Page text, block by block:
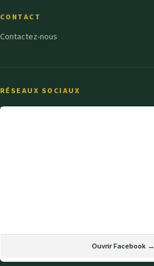
CONTACT
Contactez-nous
RÉSEAUX SOCIAUX
Ouvrir Facebook →